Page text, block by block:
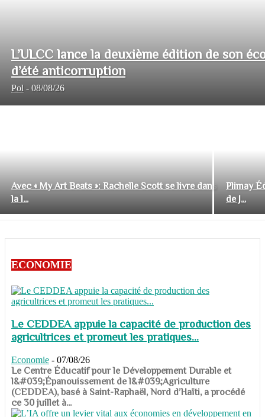
L’ULCC lance la deuxième édition de son
d’été anticorruption
Pol - 08/08/26
Avec « My Art Beats »: Rachelle Scott se livre dans
la l...
Plimay
de J...
ECONOMIE
Le CEDDEA appuie la capacité de production des
agricultrices et promeut les pratiques...
Economie - 07/08/26
​​​​​​​Le Centre Éducatif pour le Développement Durable et
l&#039;Épanouissement de l&#039;Agriculture
(CEDDEA), basé à Saint-Raphaël, Nord d’Haïti, a procédé
ce 30 juillet à...